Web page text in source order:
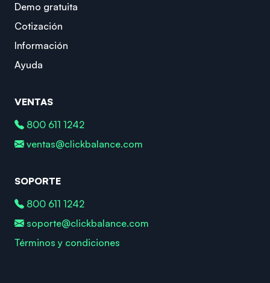
Demo gratuita
Cotización
Información
Ayuda
VENTAS
800 611 1242
ventas@clickbalance.com
SOPORTE
800 611 1242
soporte@clickbalance.com
Términos y condiciones